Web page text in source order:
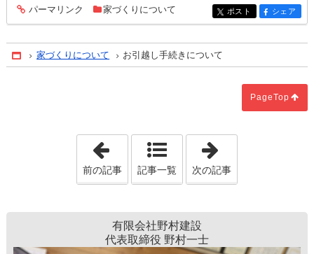
entry218
パーマリンク 家づくりについて entry218
ポスト entry218
シェア
Home
家づくりについて お引越し手続きについて
PageTop
「新築住宅のエアコン」
前の記事 記事一覧 次の記事
有限会社野村建設
代表取締役 野村一士